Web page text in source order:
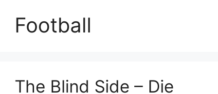
Football
The Blind Side – Die